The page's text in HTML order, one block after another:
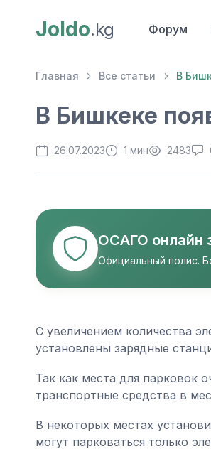
Joldo.kg Форум
Главная Все статьи В
В Бишкеке
26.07.2023 1 мин 2483
ОСАГО онлайн
Официальный полис.
С увеличением количества
установлены зарядные
Так как места для парковок
транспортные средства в
В некоторых местах
могут парковаться только